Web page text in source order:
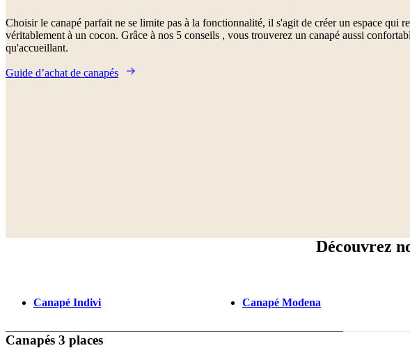
Choisir le canapé parfait ne se limite pas à la fonctionnalité, il s'agit de créer un espace qui
véritablement à un cocon. Grâce à nos 5 conseils , vous trouverez un canapé aussi
qu'accueillant.
Guide d’achat de canapés
Découvrez
Canapé Indivi Canapé Modena
Canapés 3 places